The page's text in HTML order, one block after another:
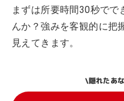
まずは所要時間30秒で
んか？強みを客観的に把
見えてきます。
\隠れたあ